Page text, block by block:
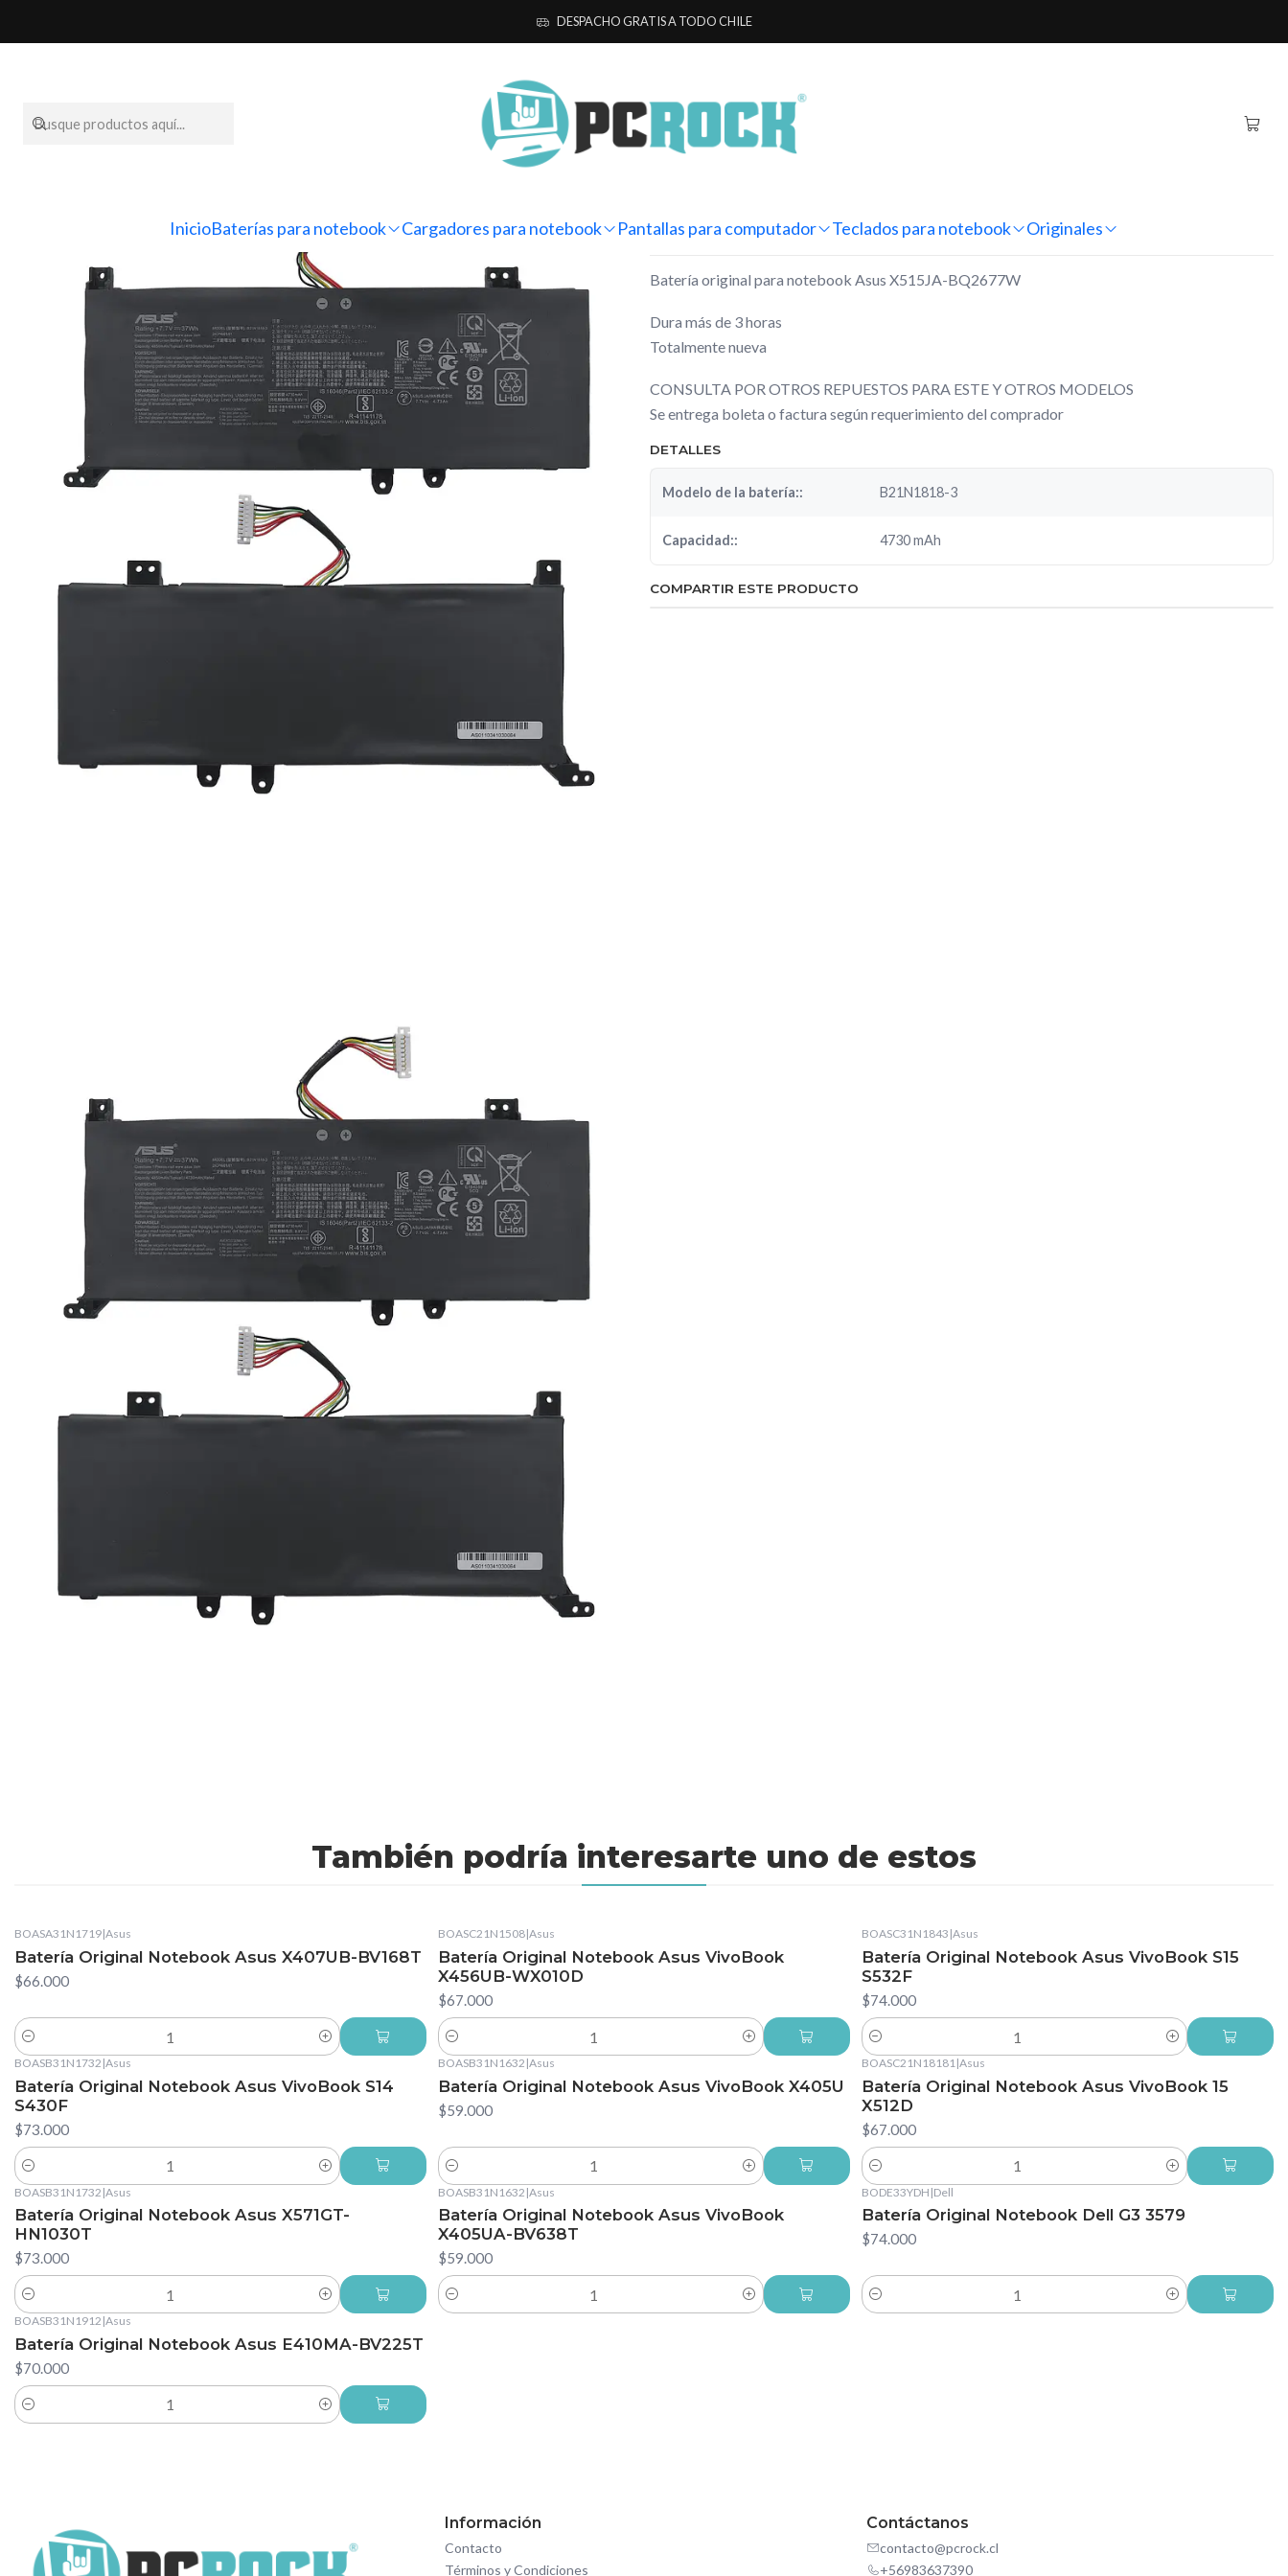
InicioBaterías para notebook Cargadores para notebook Pantallas para computador Teclados para notebook Originales
DESPACHO GRATIS A TODO CHILE
Originales Asus Batería Original Notebook Asus X515JA-BQ2677W
Batería Original Notebook Asus
X515JA-BQ2677W
DESCRIPCIÓN
Batería original para notebook Asus X515JA-BQ2677W
Dura más de 3 horas
Totalmente nueva
CONSULTA POR OTROS REPUESTOS PARA ESTE Y OTROS MODELOS
Se entrega boleta o factura según requerimiento del comprador
DETALLES
Modelo de la batería:: B21N1818-3
Capacidad:: 4730 mAh
COMPARTIR ESTE PRODUCTO
También podría interesarte uno de estos
BOASA31N1719|Asus
Batería Original Notebook Asus X407UB-BV168T
$66.000
Cantidad
BOASC21N1508|Asus
Batería Original Notebook Asus VivoBook
X456UB-WX010D
$67.000
Cantidad
BOASC31N1843 |Asus
Batería Original Notebook Asus VivoBook S15
S532F
$74.000
Cantidad
BOASB31N1732 |Asus
Batería Original Notebook Asus VivoBook S14
S430F
$73.000
Cantidad
BOASB31N1632 |Asus
Batería Original Notebook Asus VivoBook X405U
$59.000
Cantidad
BOASC21N18181|Asus
Batería Original Notebook Asus VivoBook 15
X512D
$67.000
Cantidad
BOASB31N1732 |Asus
Batería Original Notebook Asus X571GT-
HN1030T
$73.000
Cantidad
BOASB31N1632 |Asus
Batería Original Notebook Asus VivoBook
X405UA-BV638T
$59.000
Cantidad
BODE33YDH |Dell
Batería Original Notebook Dell G3 3579
$74.000
Cantidad
BOASB31N1912 |Asus
Batería Original Notebook Asus E410MA-BV225T
$70.000
Cantidad
Información
Contacto
Términos y Condiciones
Contáctanos
contacto@pcrock.cl
+56983637390